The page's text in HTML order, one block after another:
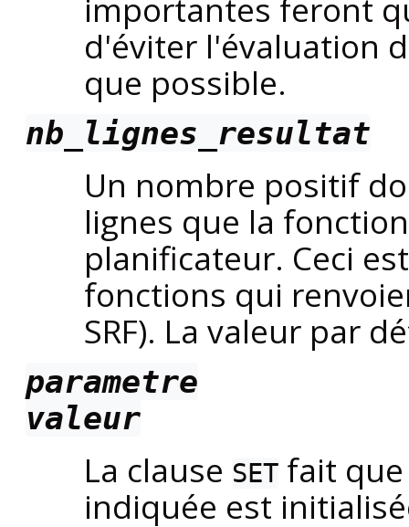
importantes feront
d'éviter l'évaluation
que possible.
nb_lignes_resultat
Un nombre positif
lignes que la
planificateur. Ceci
fonctions qui
SRF). La valeur par
parametre
valeur
La clause SET fait
indiquée est